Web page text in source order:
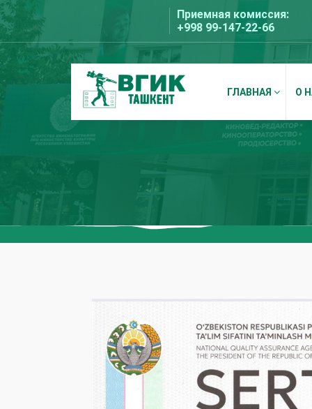
Перейти
к
содержимому
Приемная комиссия:
+998 99-147-22-66
ВГИК Ташкент
ГЛАВНАЯ О